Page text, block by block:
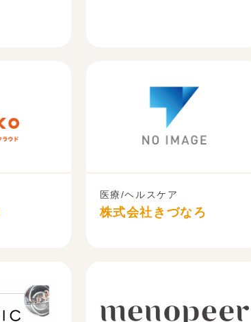
医療/ヘルスケア
株式会社きづなろ